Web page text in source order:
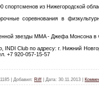
спортсменов из Нижегородской
соревнования в
звезды MMA - Джефа Монсона
INDI Club по адресу: г. Нижний
+7 920-057-15-57
Добавил: Riff Дата: 30.11.2013